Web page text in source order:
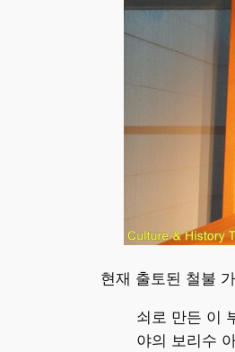
현재 출토된 철불
쇠로 만든 이
야의 보리수